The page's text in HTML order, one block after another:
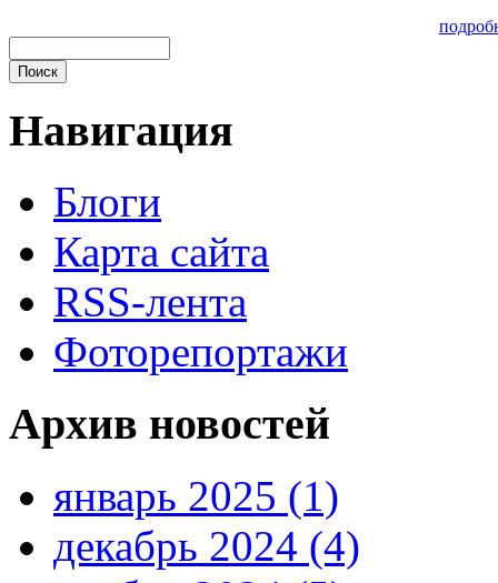
Навигация
Блоги
Карта сайта
RSS-лента
Фоторепортажи
Архив новостей
январь 2025 (1)
декабрь 2024 (4)